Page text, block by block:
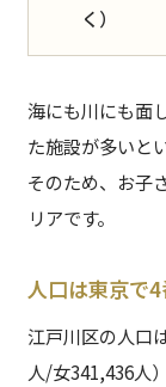
く）
海にも川にも面
た施設が多いと
そのため、お子
リアです。
人口は東京で4
江戸川区の人口
人/女341,436人